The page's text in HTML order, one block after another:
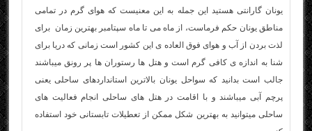
یونان گارانتی هستید این جمله به این معنیست که هوای گرم در تمامی
مناطق یونان حکم فرماست، از ماه می تا ماه سپتامبر بهترین زمان برای
لذت بردن از آب و هوای فوق العاده ی این کشور است زمانی که دریا برای
شنا به اندازه ی کافی گرم است و هتل ها رستوران ها پر رونق میباشند
جالب است بدانید که سواحل یونان بالاترین استانداردهای ساحلی یعنی
پرچم آبی میباشند و با اقامت در هتل های ساحلی انجام فعالیت های
ساحلی میتوانید به بهترین شکل ممکن از تعطیلات تابستانی خود استفاده